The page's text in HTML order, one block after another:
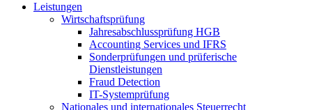
Leistungen
Wirtschaftsprüfung
Jahresabschlussprüfung HGB
Accounting Services und IFRS
Sonderprüfungen und prüferische
Dienstleistungen
Fraud Detection
IT-Systemprüfung
Nationales und internationales Steuerrecht